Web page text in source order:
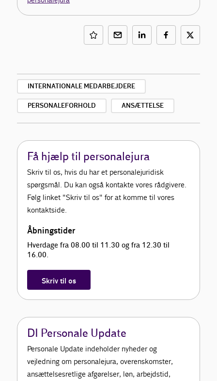
INTERNATIONALE MEDARBEJDERE
PERSONALEFORHOLD ANSÆTTELSE
Få hjælp til personalejura
Skriv til os, hvis du har et personalejuridisk
spørgsmål. Du kan også kontakte vores rådgivere.
Følg linket "Skriv til os" for at komme til vores
kontaktside.
Åbningstider
Hverdage fra 08.00 til 11.30 og fra 12.30 til
16.00.
Skriv til os
DI Personale Update
Personale Update indeholder nyheder og
vejledning om personalejura, overenskomster,
ansættelsesretlige afgørelser, løn, arbejdstid,